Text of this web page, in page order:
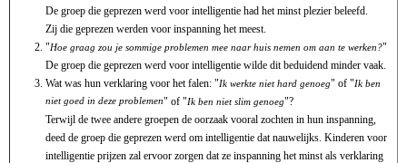
De groep die geprezen werd voor intelligentie had het minst plezier beleefd.
Zij die geprezen werden voor inspanning het meest.
"Hoe graag zou je sommige problemen mee naar huis nemen om aan te werken?"
De groep die geprezen werd voor intelligentie wilde dit beduidend minder vaak.
Wat was hun verklaring voor het falen: "Ik werkte niet hard genoeg" of "Ik ben
niet goed in deze problemen" of "Ik ben niet slim genoeg"?
Terwijl de twee andere groepen de oorzaak vooral zochten in hun inspanning,
deed de groep die geprezen werd om intelligentie dat nauwelijks. Kinderen voor
intelligentie prijzen zal ervoor zorgen dat ze inspanning het minst als verklaring